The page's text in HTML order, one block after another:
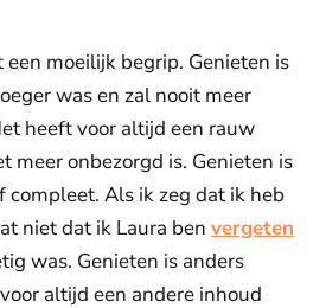
een moeilijk begrip. Genieten is
was en zal nooit meer
heeft voor altijd een rauw
meer onbezorgd is. Genieten is
compleet. Als ik zeg dat ik heb
niet dat ik Laura ben vergeten
was. Genieten is anders
altijd een andere inhoud